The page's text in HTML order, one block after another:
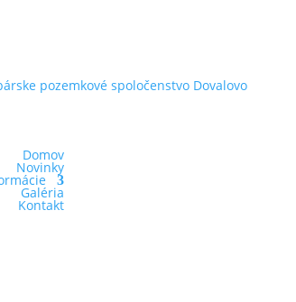
pozemkové spoločenstvo Dovalovo
Domov
Novinky
Galéria
Kontakt